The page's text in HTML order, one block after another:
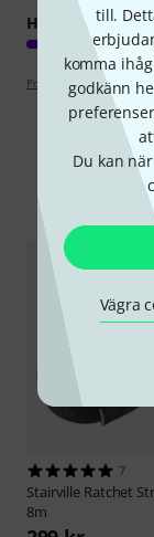
till.
komma
godkänn
Du kan
Vägra
Poängpolicy
7
Stairville Ratchet
8m